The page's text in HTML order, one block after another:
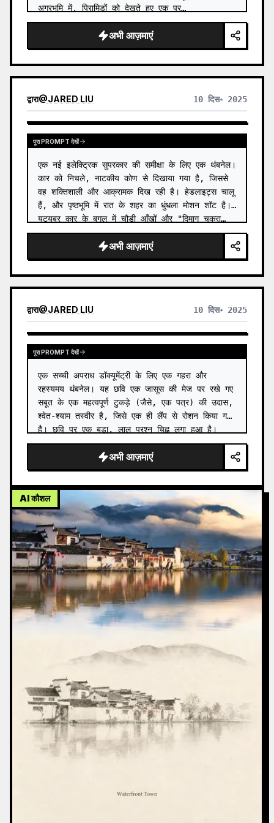
अग्रभूमि में, पिरामिडों को देखते हुए एक पुर…
अभी आज़माएं
द्वारा@JARED LIU 10 दिस॰ 2025
पूरा PROMPT देखें
एक नई इलेक्ट्रिक सुपरकार की समीक्षा के लिए एक थंबनेल।
कार को निचले, नाटकीय कोण से दिखाया गया है, जिससे
वह शक्तिशाली और आक्रामक दिख रही है। हेडलाइट्स चालू
हैं, और पृष्ठभूमि में रात के शहर का धुंधला मोशन शॉट है।
यूट्यूबर कार के बगल में चौड़ी आँखों और "दिमाग चकरा…
अभी आज़माएं
द्वारा@JARED LIU 10 दिस॰ 2025
पूरा PROMPT देखें
एक सच्ची अपराध डॉक्यूमेंट्री के लिए एक गहरा और
रहस्यमय थंबनेल। यह छवि एक जासूस की मेज पर रखे गए
सबूत के एक महत्वपूर्ण टुकड़े (जैसे, एक पत्र) की उदास,
श्वेत-श्याम तस्वीर है, जिसे एक ही लैंप से रोशन किया गया
है। छवि पर एक बड़ा, लाल प्रश्न चिह्न लगा हुआ है।
यूट्य…
अभी आज़माएं
AI कौशल